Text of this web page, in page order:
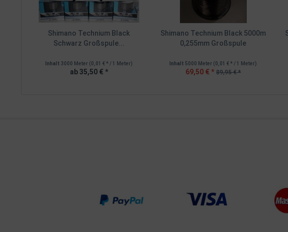
Shimano Technium Black
Schwarz Großspule...
Inhalt 3000 Meter (0,01 € * / 1 Meter)
ab 35,50 € *
Shimano Technium Black 5000m
0,255mm Großspule
Inhalt 5000 Meter (0,01 € * / 1 Meter)
69,50 € * 89,95 € *